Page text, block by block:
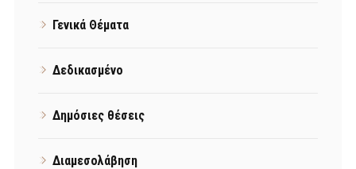
Γενικά Θέματα
Δεδικασμένο
Δημόσιες θέσεις
Διαμεσολάβηση